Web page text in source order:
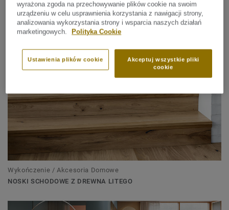
Linoleum
ETRUSCO XF²™ (2.5 MM)
Wykończenie / Akcesoria Domowe
NOSKI SCHODOWE Z DREWNA LITEGO
wyrażona zgoda na przechowywanie plików cookie na swoim
urządzeniu w celu usprawnienia korzystania z nawigacji strony,
analizowania wykorzystania strony i wsparcia naszych działań
marketingowych.
Polityka Cookie
Akceptuj wszystkie pliki
cookie
Ustawienia plików cookie